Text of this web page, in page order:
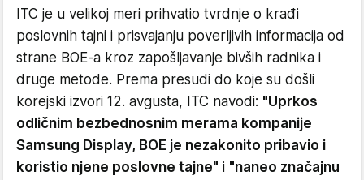
ITC je u velikoj meri prihvatio tvrdnje o krađi
poslovnih tajni i prisvajanju poverljivih informacija od
strane BOE-a kroz zapošljavanje bivših radnika i
druge metode. Prema presudi do koje su došli
korejski izvori 12. avgusta, ITC navodi: "Uprkos
odličnim bezbednosnim merama kompanije
Samsung Display, BOE je nezakonito pribavio i
koristio njene poslovne tajne" i "naneo značajnu